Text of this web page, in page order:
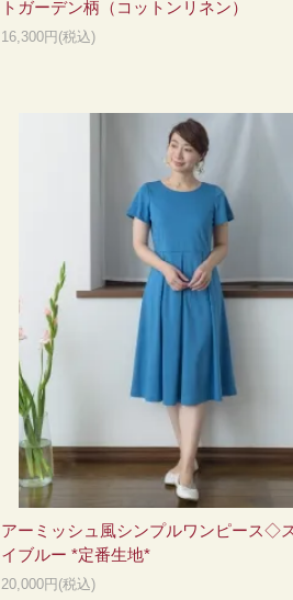
トガーデン柄（コットンリネン）
16,300円(税込)
アーミッシュ風シンプルワンピース◇
イブルー *定番生地*
20,000円(税込)